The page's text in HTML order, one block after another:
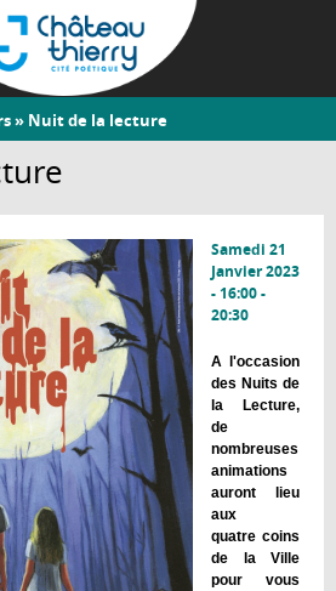
Aller
contenu
» Nuit de la lecture
Samedi 21
Janvier 2023
-16:00-
20:30
A l'occasion
des Nuits de
la Lecture,
de
nombreuses
animations
auront lieu
aux
quatre coins
de la Ville
pour vous